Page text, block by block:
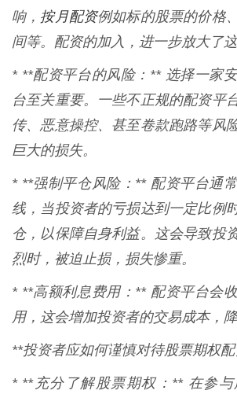
响， 按月配资例如标的股票的价格
间等。配资的加入，进一步放大了这
* **配资平台的风险：** 选择一家
台至关重要。一些不正规的配资平
传、恶意操控、甚至卷款跑路等风
巨大的损失。
* **强制平仓风险：** 配资平台通
线，当投资者的亏损达到一定比例
仓，以保障自身利益。这会导致投
烈时，被迫止损，损失惨重。
* **高额利息费用：** 配资平台会
用，这会增加投资者的交易成本，降
**投资者应如何谨慎对待股票期权
* **充分了解股票期权：** 在参